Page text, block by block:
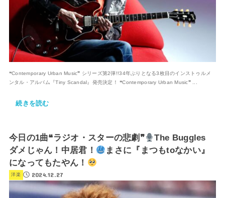
❝Contemporary Urban Music❞ シリーズ第2弾!!34年ぶりとなる3枚目のインストゥルメ
ンタル・アルバム『Tiny Scandal』発売決定！ ❝Contemporary Urban Music❞ ...
続きを読む
今日の1曲❝ラジオ・スターの悲劇❞
The Buggles
ダメじゃん！中居君！
まさに『まつもtoなかい』
になってもたやん！
洋楽 2024.12.27